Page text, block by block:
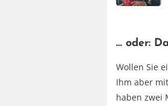
… oder:
Wollen Sie
Ihm aber
haben zwei